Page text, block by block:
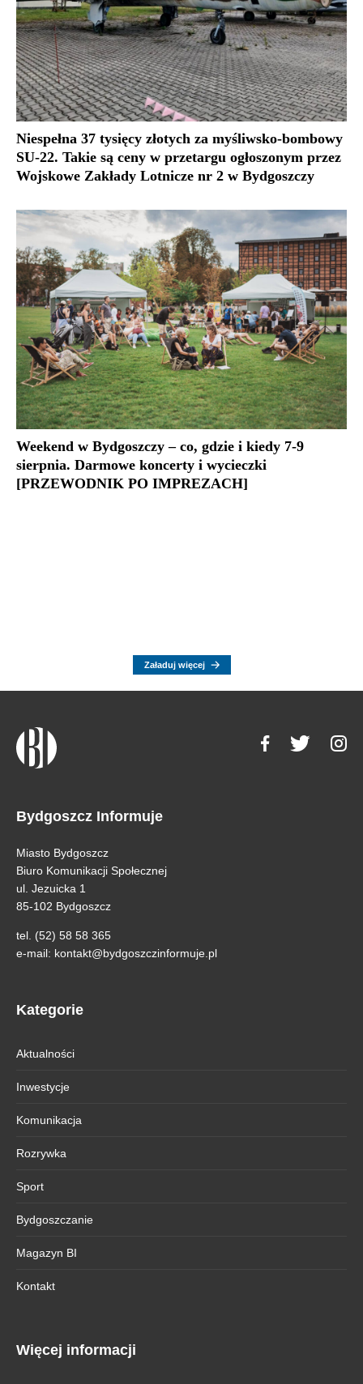
Niespełna 37 tysięcy złotych za myśliwsko-bombowy
SU-22. Takie są ceny w przetargu ogłoszonym przez
Wojskowe Zakłady Lotnicze nr 2 w Bydgoszczy
Weekend w Bydgoszczy – co, gdzie i kiedy 7-9
sierpnia. Darmowe koncerty i wycieczki
[PRZEWODNIK PO IMPREZACH]
Załaduj więcej
Bydgoszcz Informuje
Miasto Bydgoszcz
Biuro Komunikacji Społecznej
ul. Jezuicka 1
85-102 Bydgoszcz
tel. (52) 58 58 365
e-mail: kontakt@bydgoszczinformuje.pl
Kategorie
Aktualności
Inwestycje
Komunikacja
Rozrywka
Sport
Bydgoszczanie
Magazyn BI
Kontakt
Więcej informacji